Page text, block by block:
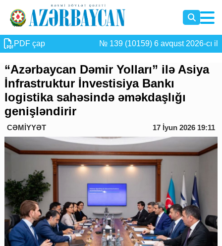
PDF çap № 139 (10159) 6 avqust 2026-cı il
“Azərbaycan Dəmir Yolları” ilə Asiya
İnfrastruktur İnvestisiya Bankı
logistika sahəsində əməkdaşlığı
genişləndirir
CƏMİYYƏT 17 İyun 2026 19:11